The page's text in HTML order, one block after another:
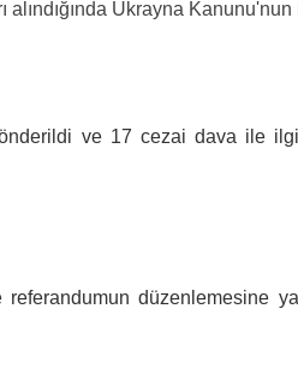
alındığında Ukrayna
ve 17 cezai dava ile
düzenlemesine